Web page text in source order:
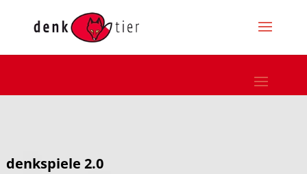
denkspiele 2.0